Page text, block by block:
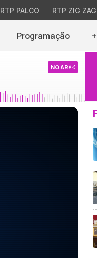
RTP PALCO RTP ZIG ZAG
Programação
NO AR